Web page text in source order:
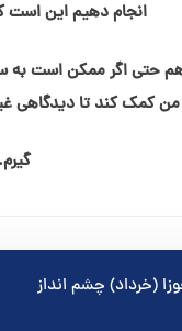
انجام دهیم این است
حتی اگر ممکن است
کمک کند تا دیدگاهی
گیرم.
برای امروز ۲۲ جوزا (خرداد) چشم⁯ انداز